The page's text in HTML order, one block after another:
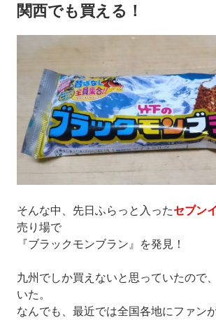
関西でも買える！
そんな中、先日ふらっと入ったセブン
売り場で
『ブラックモンブラン』を発見！
九州でしか買えないと思っていたので
いた。
なんでも、最近では全国各地にファンが